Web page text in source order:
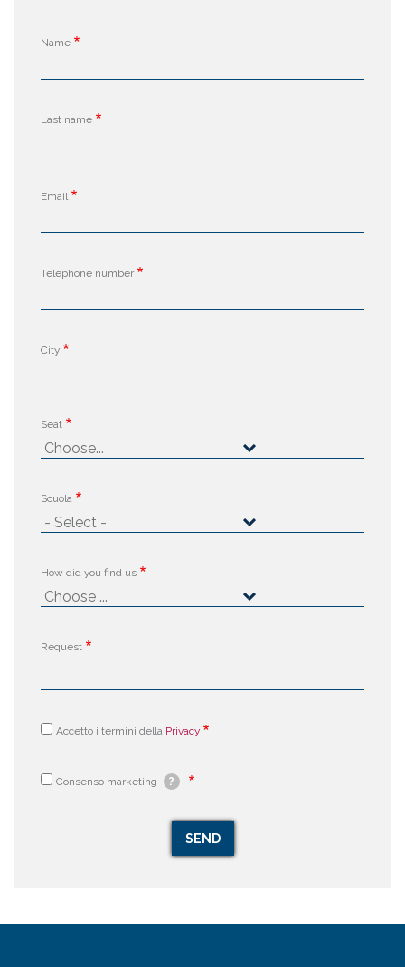
Name
Last name
Email
Telephone number
City
Seat
Scuola
How did you find us
Request
Accetto i termini della Privacy
Consenso marketing ?